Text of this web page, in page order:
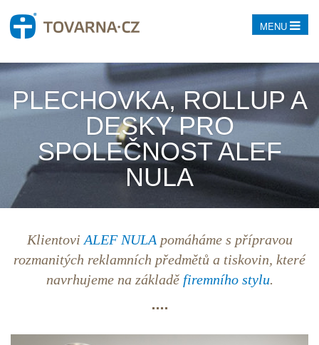
MENU
PLECHOVKA, ROLLUP A
DESKY PRO
SPOLEČNOST ALEF
NULA
Klientovi ALEF NULA pomáháme s přípravou
rozmanitých reklamních předmětů a tiskovin, které
navrhujeme na základě firemního stylu.